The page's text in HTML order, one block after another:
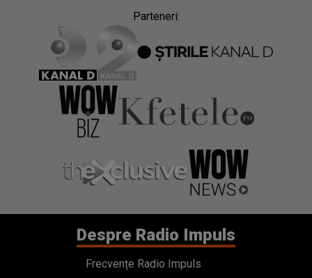
Parteneri:
Despre Radio Impuls
Frecvențe Radio Impuls